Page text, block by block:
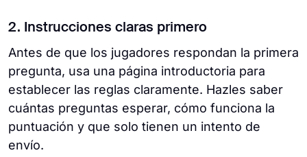
2. Instrucciones claras primero
Antes de que los jugadores respondan la primera
pregunta, usa una página introductoria para
establecer las reglas claramente. Hazles saber
cuántas preguntas esperar, cómo funciona la
puntuación y que solo tienen un intento de
envío.